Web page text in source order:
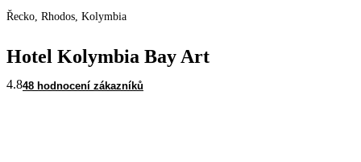
Řecko, Rhodos, Kolymbia
Hotel Kolymbia Bay Art
4.848 hodnocení zákazníků